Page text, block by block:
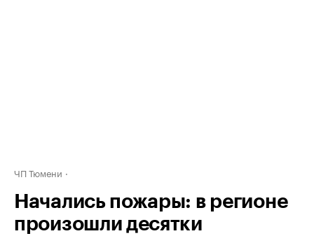
ЧП Тюмени
Начались пожары: в регионе
произошли десятки